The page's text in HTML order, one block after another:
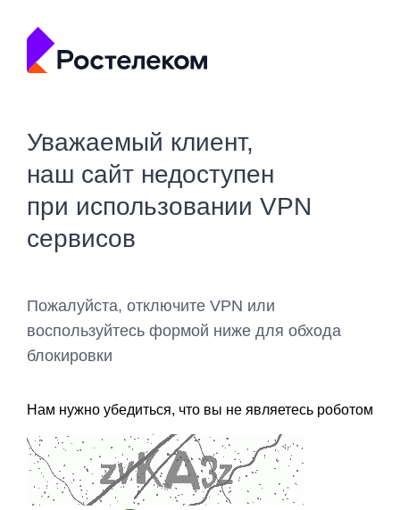
Уважаемый клиент,
наш сайт недоступен
при использовании VPN
сервисов
Пожалуйста, отключите VPN или
воспользуйтесь формой ниже для обхода
блокировки
Нам нужно убедиться, что вы не являетесь роботом